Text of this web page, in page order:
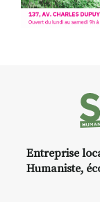
Entreprise
Humaniste,